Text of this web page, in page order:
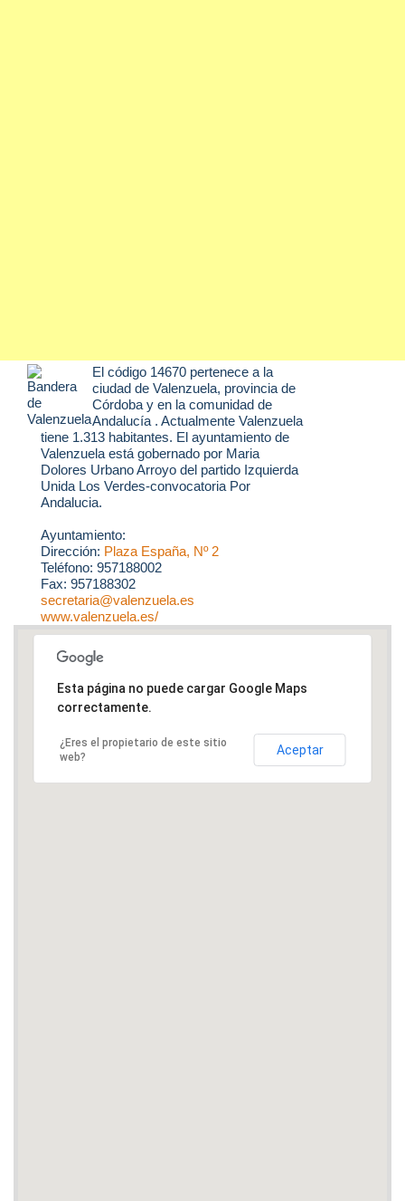
El código 14670 pertenece a la
ciudad de Valenzuela, provincia de
Córdoba y en la comunidad de
Andalucía . Actualmente Valenzuela
tiene 1.313 habitantes. El ayuntamiento de
Valenzuela está gobernado por Maria
Dolores Urbano Arroyo del partido Izquierda
Unida Los Verdes-convocatoria Por
Andalucia.
Ayuntamiento:
Dirección: Plaza España, Nº 2
Teléfono: 957188002
Fax: 957188302
secretaria@valenzuela.es
www.valenzuela.es/
Esta página no puede cargar Google Maps
correctamente.
¿Eres el propietario de este sitio
web?
Aceptar